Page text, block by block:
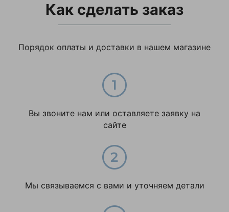
Я согласен с
данного сайта
Как сделать заказ
Порядок оплаты и доставки в нашем магазине
Вы звоните нам или оставляете заявку на
сайте
Мы связываемся с вами и уточняем детали